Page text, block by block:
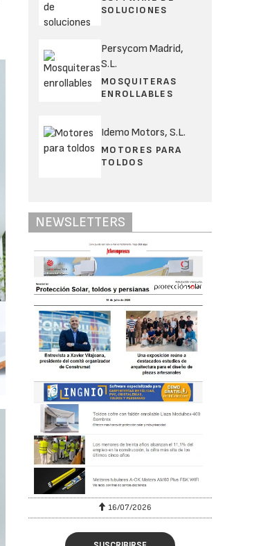
SOLUCIONES
Persycom Madrid,
S.L.
MOSQUITERAS
ENROLLABLES
Idemo Motors, S.L.
MOTORES PARA
TOLDOS
NEWSLETTERS